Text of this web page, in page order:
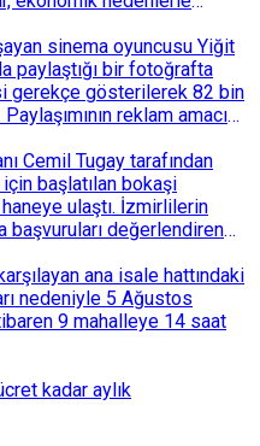
bölgelerine veya
İstanbul içindeki
Yarımada’dan
ve Güneşli gibi çevre
sinema oyuncusu Yiğit
paylaştığı bir fotoğrafta
gerekçe gösterilerek 82 bin
reklam amacı
iptali için yargıya
Cemil Tugay tarafından
başlatılan bokaşi
ulaştı. İzmirlilerin
değerlendiren
farklı ilçelerde toplam
İzmirlileri
dahil etti.
ana isale hattındaki
nedeniyle 5 Ağustos
9 mahalleye 14 saat
kadar aylık